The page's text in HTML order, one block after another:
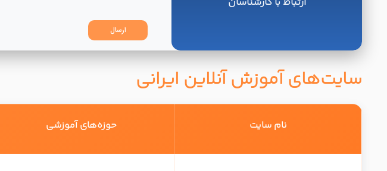
سایت‌های آموزش آنلاین ایرانی
نام سایت حوزه‌های آموزشی